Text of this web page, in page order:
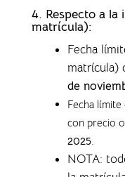
4. Respecto a
matrícula):
Fecha
matrícula)
de
Fecha
con precio
2025.
NOTA: